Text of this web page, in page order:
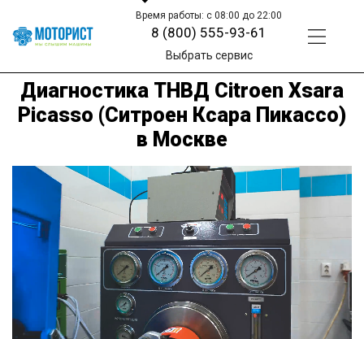
Время работы: с 08:00 до 22:00
8 (800) 555-93-61
Выбрать сервис
Диагностика ТНВД Citroen Xsara
Picasso (Ситроен Ксара Пикассо)
в Москве